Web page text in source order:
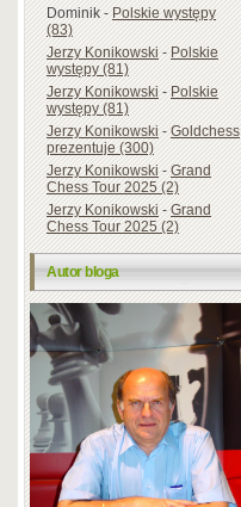
Dominik-Polskie występy
(83)
Jerzy Konikowski-Polskie
występy (81)
Jerzy Konikowski-Polskie
występy (81)
Jerzy Konikowski-Goldchess
prezentuje (300)
Jerzy Konikowski-Grand
Chess Tour 2025 (2)
Jerzy Konikowski-Grand
Chess Tour 2025 (2)
Autor bloga